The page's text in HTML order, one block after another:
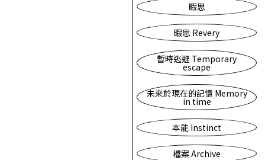
暇思
暇思 Revery
暫時逃避 Temporary
escape
未來於現在的記憶 Memory
in time
本能 Instinct
檔案 Archive